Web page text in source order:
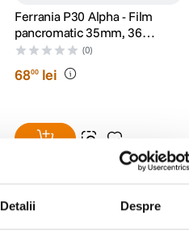
Detalii Despre
Ferrania P30 Alpha - Film
pancromatic 35mm, 36
expuneri
(0)
6800 lei